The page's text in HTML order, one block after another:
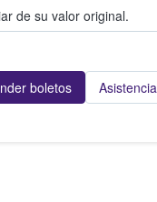
de su valor original.
boletos Asistencia